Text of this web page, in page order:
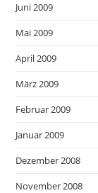
Juni 2009
Mai 2009
April 2009
März 2009
Februar 2009
Januar 2009
Dezember 2008
November 2008